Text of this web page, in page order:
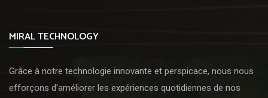
MIRAL TECHNOLOGY
Grâce à notre technologie innovante et perspicace, nous nous
efforçons d'améliorer les expériences quotidiennes de nos